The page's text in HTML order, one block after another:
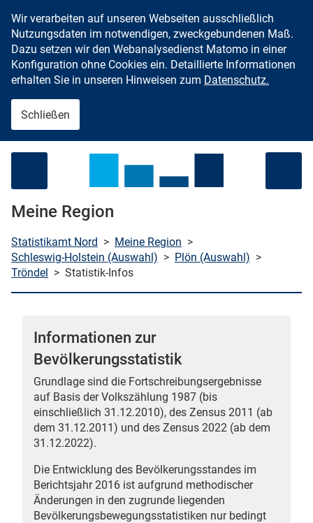
Zum Inhalt springen
Wir verarbeiten auf unseren Webseiten ausschließlich
Nutzungsdaten im notwendigen, zweckgebundenen Maß.
Dazu setzen wir den Webanalysedienst Matomo in einer
Konfiguration ohne Cookies ein. Detaillierte Informationen
erhalten Sie in unseren Hinweisen zum Datenschutz.
Schließen
Meine Region
Statistikamt Nord > Meine Region >
Schleswig-Holstein (Auswahl) > Plön (Auswahl) >
Tröndel > Statistik-Infos
Informationen zur
Bevölkerungsstatistik
Grundlage sind die Fortschreibungsergebnisse
auf Basis der Volkszählung 1987 (bis
einschließlich 31.12.2010), des Zensus 2011 (ab
dem 31.12.2011) und des Zensus 2022 (ab dem
31.12.2022).
Die Entwicklung des Bevölkerungsstandes im
Berichtsjahr 2016 ist aufgrund methodischer
Änderungen in den zugrunde liegenden
Bevölkerungsbewegungsstatistiken nur bedingt